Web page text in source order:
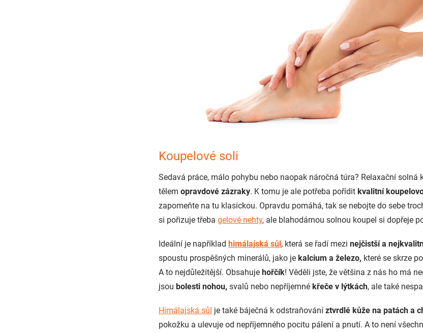
Koupelové soli
Sedavá práce, málo pohybu nebo naopak náročná túra? Relaxační solná
tělem opravdové zázraky. K tomu je ale potřeba pořídit kvalitní
zapomeňte na tu klasickou. Opravdu pomáhá, tak se nebojte do sebe
si pořizuje třeba gelové nehty, ale blahodárnou solnou koupel si dopřeje
Ideální je například himálajská sůl, která se řadí mezi nejčistší a
spoustu prospěšných minerálů, jako je kalcium a železo, které se skrze
A to nejdůležitější. Obsahuje hořčík! Věděli jste, že většina z nás ho má
jsou bolesti nohou, svalů nebo nepříjemné křeče v lýtkách, ale také
Himálajská sůl je také báječná k odstraňování ztvrdlé kůže na patách a
pokožku a ulevuje od nepříjemného pocitu pálení a pnutí. A to není